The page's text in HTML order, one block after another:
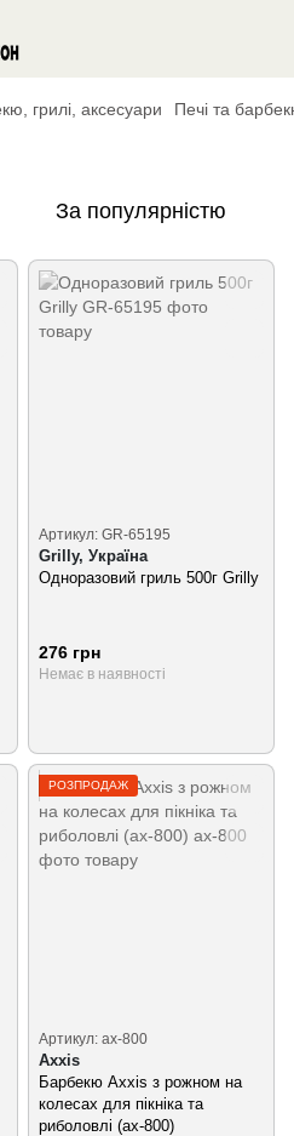
грилі, аксесуари Печі та
За популярністю
Артикул: GR-65195
Grilly, Україна
Одноразовий гриль 500г Grilly
276 грн
Немає в наявності
РОЗПРОДАЖ
Артикул: ax-800
Axxis
Барбекю Axxis з рожном на
колесах для пікніка та
риболовлі (ax-800)